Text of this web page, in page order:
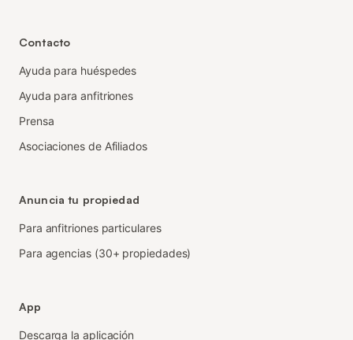
Contacto
Ayuda para huéspedes
Ayuda para anfitriones
Prensa
Asociaciones de Afiliados
Anuncia tu propiedad
Para anfitriones particulares
Para agencias (30+ propiedades)
App
Descarga la aplicación